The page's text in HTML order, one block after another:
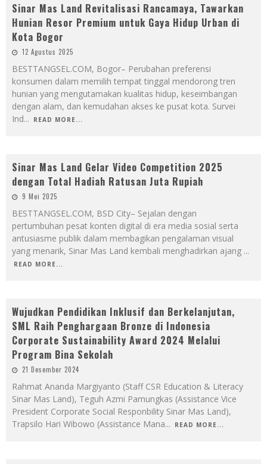
Sinar Mas Land Revitalisasi Rancamaya, Tawarkan
Hunian Resor Premium untuk Gaya Hidup Urban di
Kota Bogor
12 Agustus 2025
BESTTANGSEL.COM, Bogor– Perubahan preferensi
konsumen dalam memilih tempat tinggal mendorong tren
hunian yang mengutamakan kualitas hidup, keseimbangan
dengan alam, dan kemudahan akses ke pusat kota. Survei
Ind... READ MORE...
Sinar Mas Land Gelar Video Competition 2025
dengan Total Hadiah Ratusan Juta Rupiah
9 Mei 2025
BESTTANGSEL.COM, BSD City– Sejalan dengan
pertumbuhan pesat konten digital di era media sosial serta
antusiasme publik dalam membagikan pengalaman visual
yang menarik, Sinar Mas Land kembali menghadirkan ajang ...
READ MORE...
Wujudkan Pendidikan Inklusif dan Berkelanjutan,
SML Raih Penghargaan Bronze di Indonesia
Corporate Sustainability Award 2024 Melalui
Program Bina Sekolah
21 Desember 2024
Rahmat Ananda Margiyanto (Staff CSR Education & Literacy
Sinar Mas Land), Teguh Azmi Pamungkas (Assistance Vice
President Corporate Social Responbility Sinar Mas Land),
Trapsilo Hari Wibowo (Assistance Mana... READ MORE...